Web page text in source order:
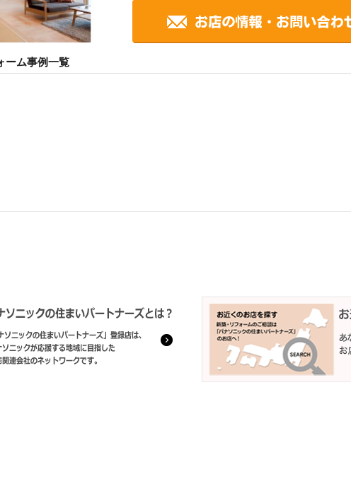
ーム事例一覧